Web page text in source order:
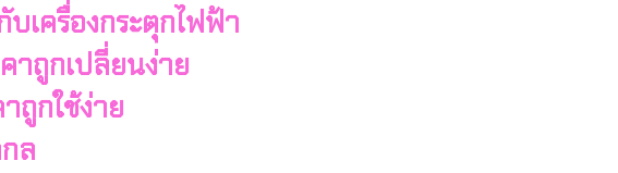
บเครื่องกระตุกไฟฟ้า
าถูกเปลี่ยนง่าย
ถูกใช้ง่าย
ล